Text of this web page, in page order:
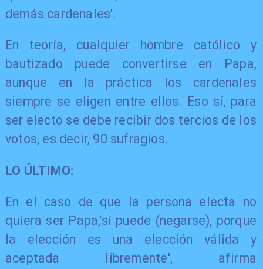
demás cardenales'.
En teoría, cualquier hombre católico y
bautizado puede convertirse en Papa,
aunque en la práctica los cardenales
siempre se eligen entre ellos. Eso sí, para
ser electo se debe recibir dos tercios de los
votos, es decir, 90 sufragios.
LO ÚLTIMO:
En el caso de que la persona electa no
quiera ser Papa,'sí puede (negarse), porque
la elección es una elección válida y
aceptada libremente', afirma